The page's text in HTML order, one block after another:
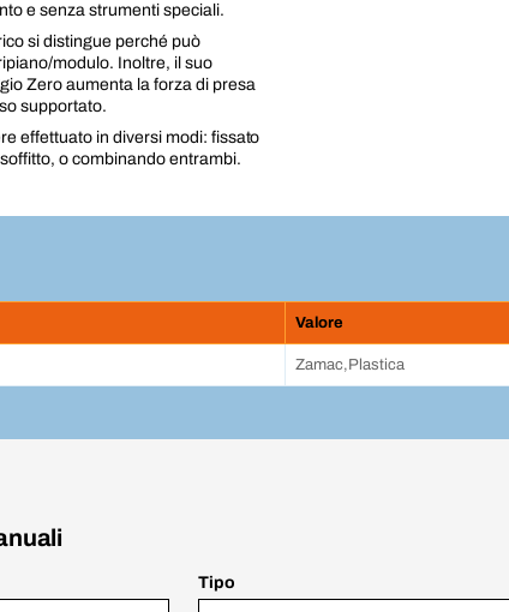
e senza strumenti speciali.
si distingue perché può
modulo. Inoltre, il suo
Zero aumenta la forza di presa
supportato.
effettuato in diversi modi: fissato
o combinando entrambi.
Valore
Zamac,Plastica
Tipo